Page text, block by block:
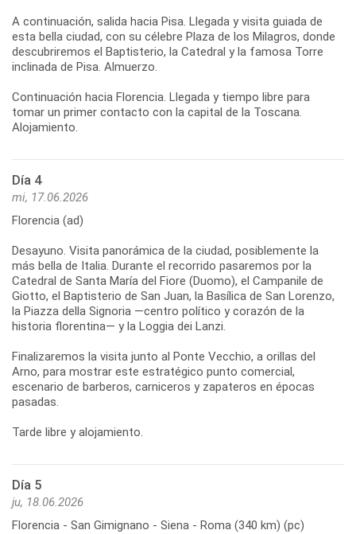
A continuación, salida hacia Pisa. Llegada y visita guiada de
esta bella ciudad, con su célebre Plaza de los Milagros, donde
descubriremos el Baptisterio, la Catedral y la famosa Torre
inclinada de Pisa. Almuerzo.
Continuación hacia Florencia. Llegada y tiempo libre para
tomar un primer contacto con la capital de la Toscana.
Día 4
mi, 17.06.2026
Florencia (ad)
Desayuno. Visita panorámica de la ciudad, posiblemente la
más bella de Italia. Durante el recorrido pasaremos por la
Catedral de Santa María del Fiore (Duomo), el Campanile de
Giotto, el Baptisterio de San Juan, la Basílica de San Lorenzo,
la Piazza della Signoria —centro político y corazón de la
historia florentina— y la Loggia dei Lanzi.
Finalizaremos la visita junto al Ponte Vecchio, a orillas del
Arno, para mostrar este estratégico punto comercial,
escenario de barberos, carniceros y zapateros en épocas
pasadas.
Día 5
ju, 18.06.2026
Florencia - San Gimignano - Siena - Roma (340 km) (pc)